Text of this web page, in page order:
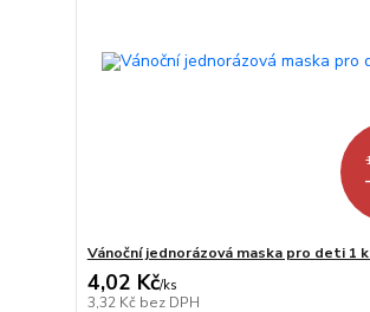
Vánoční jednorázová maska pro deti 1
4,02 Kč/ks
3,32 Kč bez DPH